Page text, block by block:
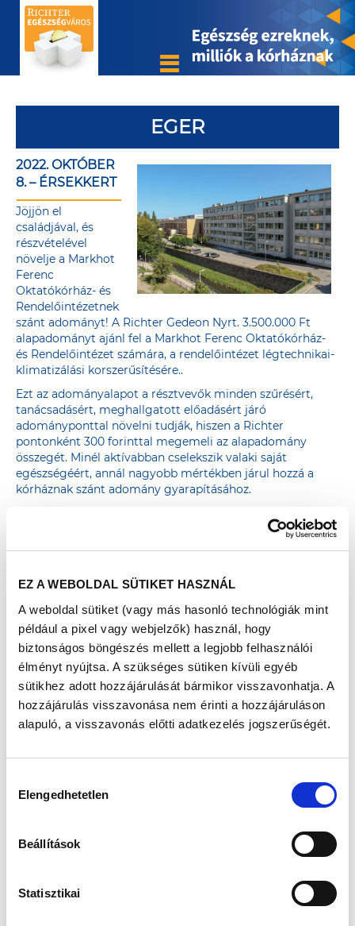
EZ A WEBOLDAL SÜTIKET HASZNÁL
A weboldal sütiket (vagy más hasonló technológiák mint
például a pixel vagy webjelzők) használ, hogy
biztonságos böngészés mellett a legjobb felhasználói
élményt nyújtsa. A szükséges sütiken kívüli egyéb
sütikhez adott hozzájárulását bármikor visszavonhatja. A
hozzájárulás visszavonása nem érinti a hozzájáruláson
alapuló, a visszavonás előtti adatkezelés jogszerűségét.
kiválasztása
Elengedhetetlen
Beállítások
Statisztikai
EGER
2022. OKTÓBER
8. – ÉRSEKKERT
Jöjjön el
családjával, és
részvételével
növelje a Markhot
Ferenc
Oktatókórház- és
Rendelőintézetnek
szánt adományt! A Richter Gedeon Nyrt. 3.500.000 Ft
alapadományt ajánl fel a Markhot Ferenc Oktatókórház-
és Rendelőintézet számára, a rendelőintézet légtechnikai-
klimatizálási korszerűsítésére..
Ezt az adományalapot a résztvevők minden szűrésért,
tanácsadásért, meghallgatott előadásért járó
adományponttal növelni tudják, hiszen a Richter
pontonként 300 forinttal megemeli az alapadomány
összegét. Minél aktívabban cselekszik valaki saját
egészségéért, annál nagyobb mértékben járul hozzá a
kórháznak szánt adomány gyarapításához.